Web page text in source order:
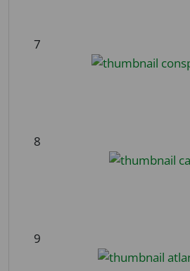
7
8
9